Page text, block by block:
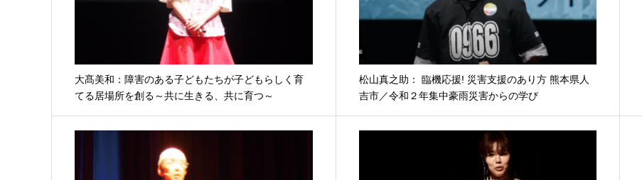
大髙美和：障害のある子どもたちが子どもらしく育
てる居場所を創る～共に生きる、共に育つ～
松山真之助： 臨機応援! 災害支援のあり方 熊本県人
吉市／令和２年集中豪雨災害からの学び